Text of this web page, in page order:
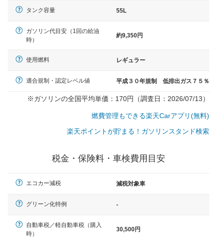
一般的な車体のサイズの目安
軽自動車
タンク容量 55L
ガソリン代目安（1回の給油
時）
約9,350円
使用燃料 レギュラー
適合規制・認定レベル値 平成３０年規制 低排出ガス７５％
※ガソリンの全国平均単価：170円（調査日：2026/07/13）
燃費管理もできる楽天Carアプリ(無料)
楽天ポイントが貯まる！ガソリンスタンド検索
税金・保険料・車検費用目安
エコカー減税 減税対象車
グリーン化特例 -
自動車税／軽自動車税（購入
時）
30,500円